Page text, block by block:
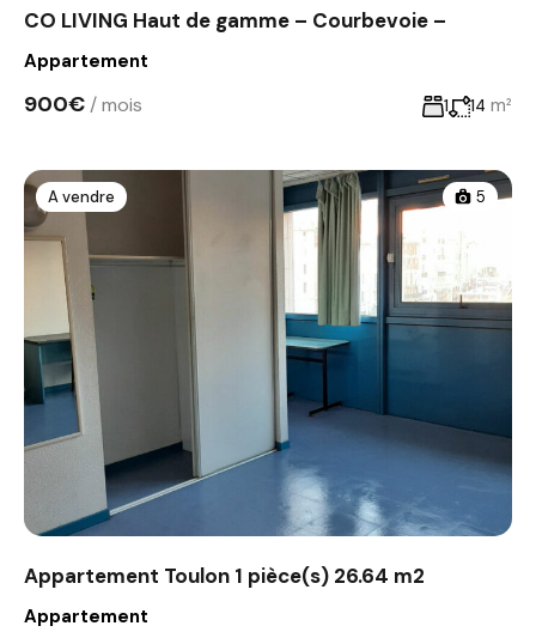
CO LIVING Haut de gamme – Courbevoie –
Appartement
900€ / mois 1 14 m²
A vendre 5
Appartement Toulon 1 pièce(s) 26.64 m2
Appartement